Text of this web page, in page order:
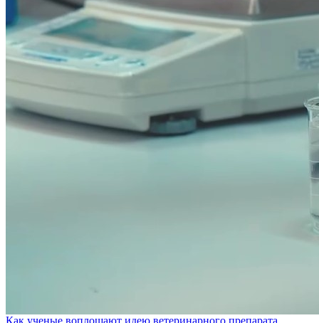
Как ученые воплощают идею ветеринарного препарата